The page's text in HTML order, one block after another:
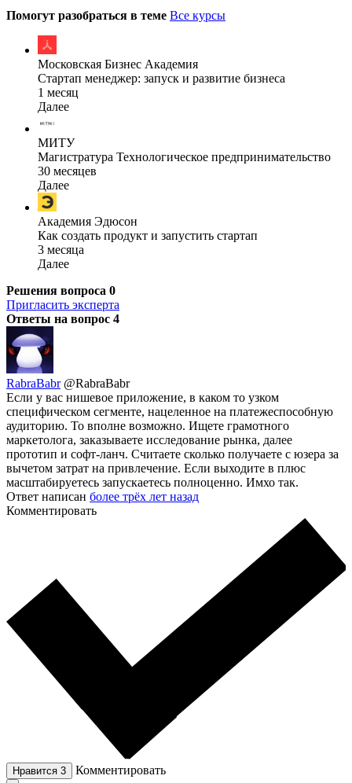
Помогут разобраться в теме Все курсы
Московская Бизнес Академия
Стартап менеджер: запуск и развитие бизнеса
1 месяц
Далее
МИТУ
Магистратура Технологическое предпринимательство
30 месяцев
Далее
Академия Эдюсон
Как создать продукт и запустить стартап
3 месяца
Далее
Решения вопроса 0
Пригласить эксперта
Ответы на вопрос 4
RabraBabr @RabraBabr
Если у вас нишевое приложение, в каком то узком
специфическом сегменте, нацеленное на платежеспособную
аудиторию. То вполне возможно. Ищете грамотного
маркетолога, заказываете исследование рынка, далее
прототип и софт-ланч. Считаете сколько получаете с юзера за
вычетом затрат на привлечение. Если выходите в плюс
масштабируетесь запускаетесь полноценно. Имхо так.
Ответ написан более трёх лет назад
Комментировать
Нравится 3 Комментировать